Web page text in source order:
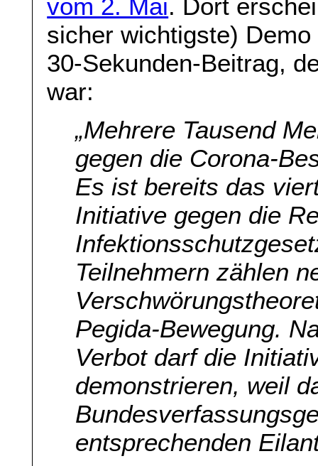
vom 2. Mai. Dort
sicher wichtigste)
30-Sekunden-Beitrag,
war:
„Mehrere Tausend
gegen die Corona-
Es ist bereits das
Initiative gegen die
Teilnehmern zählen
Pegida-Bewegung.
Verbot darf die
demonstrieren, weil
entsprechenden